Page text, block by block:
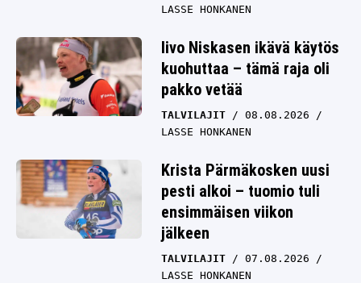
LASSE HONKANEN
Iivo Niskasen ikävä käytös
kuohuttaa – tämä raja oli
pakko vetää
TALVILAJIT
08.08.2026
LASSE HONKANEN
Krista Pärmäkosken uusi
pesti alkoi – tuomio tuli
ensimmäisen viikon
jälkeen
TALVILAJIT
07.08.2026
LASSE HONKANEN